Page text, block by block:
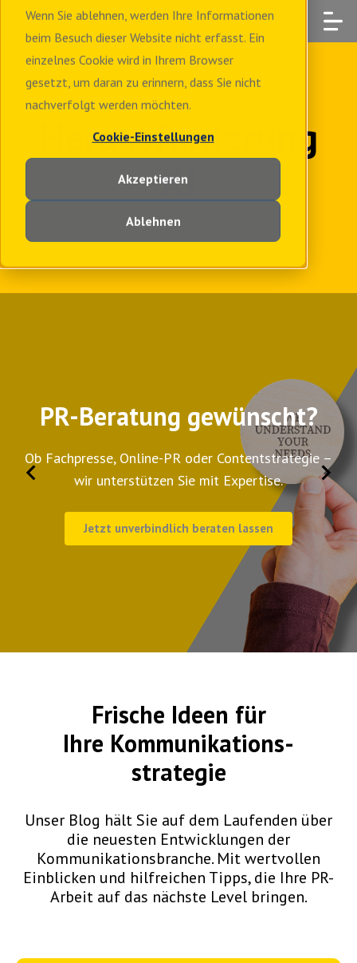
Wenn Sie ablehnen, werden Ihre Informationen
beim Besuch dieser Website nicht erfasst. Ein
einzelnes Cookie wird in Ihrem Browser
gesetzt, um daran zu erinnern, dass Sie nicht
nachverfolgt werden möchten.
Cookie-Einstellungen
Akzeptieren
Ablehnen
Herausforderung
KI
PR-Beratung gewünscht?
Ob Fachpresse, Online-PR oder Contentstrategie –
wir unterstützen Sie mit Expertise.
Jetzt unverbindlich beraten lassen
Frische Ideen für
Ihre Kommunikations-
strategie
Unser Blog hält Sie auf dem Laufenden über
die neuesten Entwicklungen der
Kommunikationsbranche. Mit wertvollen
Einblicken und hilfreichen Tipps, die Ihre PR-
Arbeit auf das nächste Level bringen.